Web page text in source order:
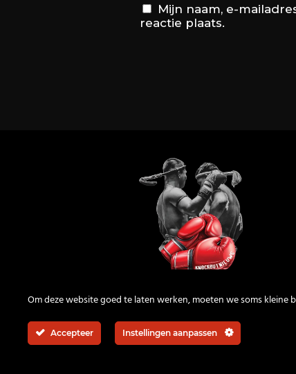
Mijn naam, e-
reactie plaats.
KnockOutNieuws
© 2026 | All rights reserved
Om deze website goed te laten werken, moeten we soms
Accepteer Instellingen aanpassen